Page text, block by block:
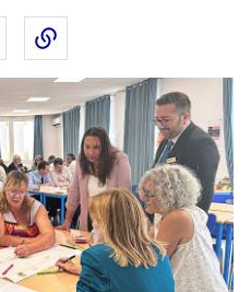
sur LinkedIn
Partager par email